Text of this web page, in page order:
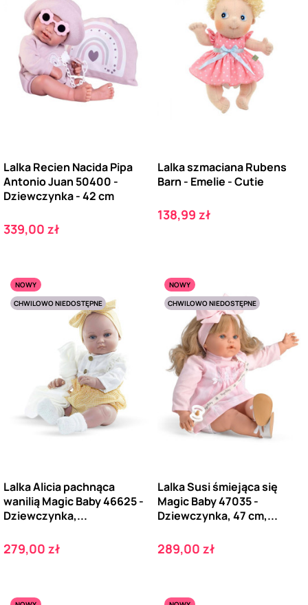
Lalka Recien Nacida Pipa
Antonio Juan 50400 -
Dziewczynka - 42 cm
Cena
339,00 zł
Lalka szmaciana Rubens
Barn - Emelie - Cutie
Cena
138,99 zł
NOWY
CHWILOWO NIEDOSTĘPNE
Lalka Alicia pachnąca
wanilią Magic Baby 46625 -
Dziewczynka,...
Cena
279,00 zł
NOWY
CHWILOWO NIEDOSTĘPNE
Lalka Susi śmiejąca się
Magic Baby 47035 -
Dziewczynka, 47 cm,...
Cena
289,00 zł